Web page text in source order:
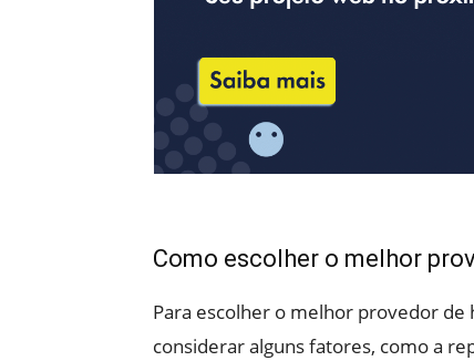
Como escolher o melhor
Para escolher o melhor provedor
considerar alguns fatores, como a